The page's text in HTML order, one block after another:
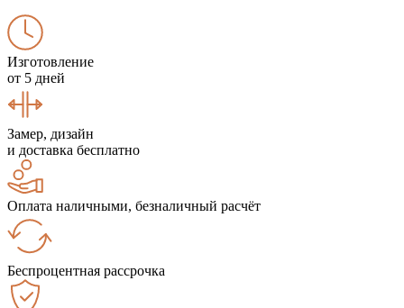
Изготовление
от 5 дней
Замер, дизайн
и доставка бесплатно
Оплата наличными, безналичный расчёт
Беспроцентная рассрочка